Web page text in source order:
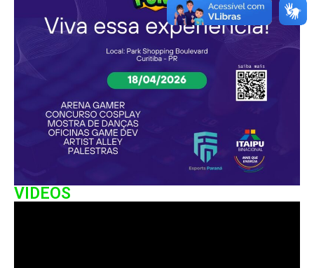
VIDEOS